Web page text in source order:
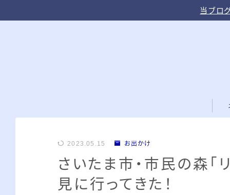
当ブロ
2023.05.15 お出かけ
さいたま市・市民の森「
見に行ってきた！